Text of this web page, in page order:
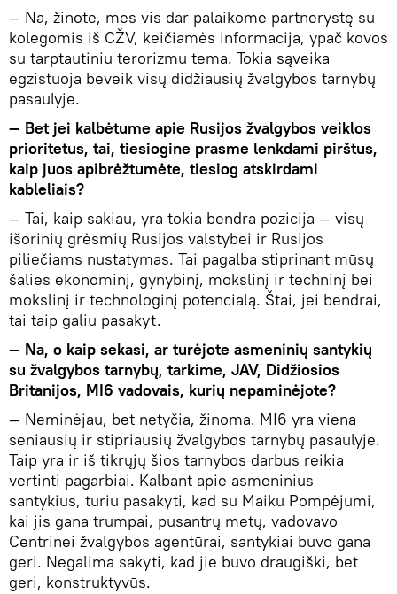
— Na, žinote, mes vis dar palaikome partnerystę su
kolegomis iš CŽV, keičiamės informacija, ypač kovos
su tarptautiniu terorizmu tema. Tokia sąveika
egzistuoja beveik visų didžiausių žvalgybos tarnybų
pasaulyje.
— Bet jei kalbėtume apie Rusijos žvalgybos veiklos
prioritetus, tai, tiesiogine prasme lenkdami pirštus,
kaip juos apibrėžtumėte, tiesiog atskirdami
kableliais?
— Tai, kaip sakiau, yra tokia bendra pozicija — visų
išorinių grėsmių Rusijos valstybei ir Rusijos
piliečiams nustatymas. Tai pagalba stiprinant mūsų
šalies ekonominį, gynybinį, mokslinį ir techninį bei
mokslinį ir technologinį potencialą. Štai, jei bendrai,
tai taip galiu pasakyt.
— Na, o kaip sekasi, ar turėjote asmeninių santykių
su žvalgybos tarnybų, tarkime, JAV, Didžiosios
Britanijos, MI6 vadovais, kurių nepaminėjote?
— Neminėjau, bet netyčia, žinoma. MI6 yra viena
seniausių ir stipriausių žvalgybos tarnybų pasaulyje.
Taip yra ir iš tikrųjų šios tarnybos darbus reikia
vertinti pagarbiai. Kalbant apie asmeninius
santykius, turiu pasakyti, kad su Maiku Pompėjumi,
kai jis gana trumpai, pusantrų metų, vadovavo
Centrinei žvalgybos agentūrai, santykiai buvo gana
geri. Negalima sakyti, kad jie buvo draugiški, bet
geri, konstruktyvūs.